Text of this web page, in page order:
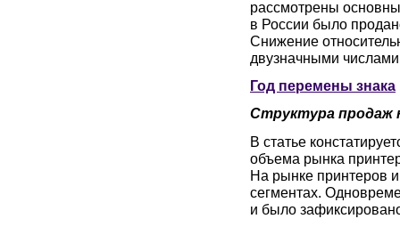
рассмотрены
в России было
Снижение
двузначными
Год перемены знака
Структура продаж
В статье
объема рынка
На рынке принтеров
сегментах.
и было